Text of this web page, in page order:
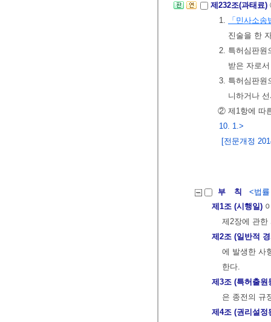
제232조(과태료)
1.
「민사소송
진술을 한
2. 특허심판원
받은 자로
3. 특허심판원
니하거나
② 제1항에 따
10. 1.>
[전문개정
부 칙
<법
제1조 (시행일)
제2장에 관한
제2조 (일반적
에 발생한 사
한다.
제3조 (특허출원
은 종전의 규
제4조 (권리설정